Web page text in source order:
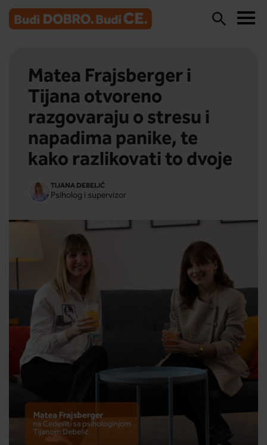
Matea Frajsberger i
Tijana otvoreno
razgovaraju o stresu i
napadima panike, te
kako razlikovati to dvoje
TIJANA DEBELIĆ
Psiholog i supervizor